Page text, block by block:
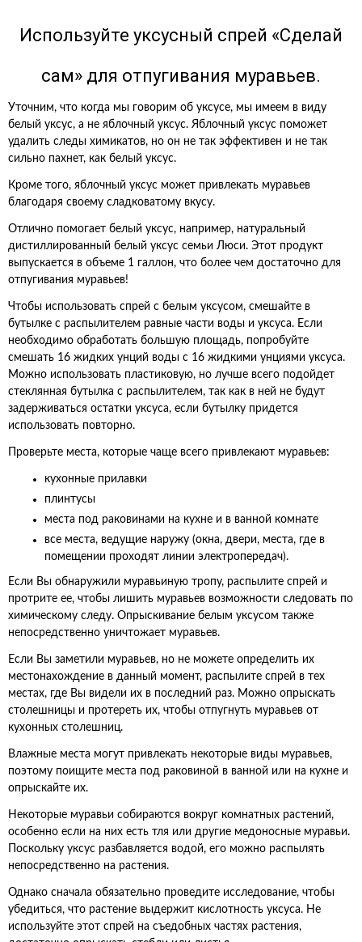
Используйте уксусный спрей «Сделай
сам» для отпугивания муравьев.
Уточним, что когда мы говорим об уксусе, мы имеем в виду
белый уксус, а не яблочный уксус. Яблочный уксус поможет
удалить следы химикатов, но он не так эффективен и не так
сильно пахнет, как белый уксус.
Кроме того, яблочный уксус может привлекать муравьев
благодаря своему сладковатому вкусу.
Отлично помогает белый уксус, например, натуральный
дистиллированный белый уксус семьи Люси. Этот продукт
выпускается в объеме 1 галлон, что более чем достаточно для
отпугивания муравьев!
Чтобы использовать спрей с белым уксусом, смешайте в
бутылке с распылителем равные части воды и уксуса. Если
необходимо обработать большую площадь, попробуйте
смешать 16 жидких унций воды с 16 жидкими унциями уксуса.
Можно использовать пластиковую, но лучше всего подойдет
стеклянная бутылка с распылителем, так как в ней не будут
задерживаться остатки уксуса, если бутылку придется
использовать повторно.
Проверьте места, которые чаще всего привлекают муравьев:
кухонные прилавки
плинтусы
места под раковинами на кухне и в ванной комнате
все места, ведущие наружу (окна, двери, места, где в
помещении проходят линии электропередач).
Если Вы обнаружили муравьиную тропу, распылите спрей и
протрите ее, чтобы лишить муравьев возможности следовать по
химическому следу. Опрыскивание белым уксусом также
непосредственно уничтожает муравьев.
Если Вы заметили муравьев, но не можете определить их
местонахождение в данный момент, распылите спрей в тех
местах, где Вы видели их в последний раз. Можно опрыскать
столешницы и протереть их, чтобы отпугнуть муравьев от
кухонных столешниц.
Влажные места могут привлекать некоторые виды муравьев,
поэтому поищите места под раковиной в ванной или на кухне и
опрыскайте их.
Некоторые муравьи собираются вокруг комнатных растений,
особенно если на них есть тля или другие медоносные муравьи.
Поскольку уксус разбавляется водой, его можно распылять
непосредственно на растения.
Однако сначала обязательно проведите исследование, чтобы
убедиться, что растение выдержит кислотность уксуса. Не
используйте этот спрей на съедобных частях растения,